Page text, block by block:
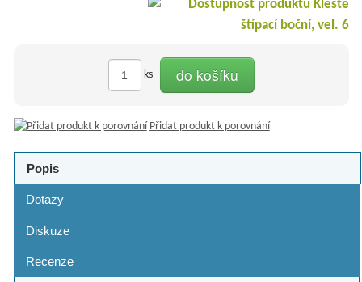
ks do košíku
Přidat produkt k porovnání
Popis
Dotazy
Diskuze
Recenze